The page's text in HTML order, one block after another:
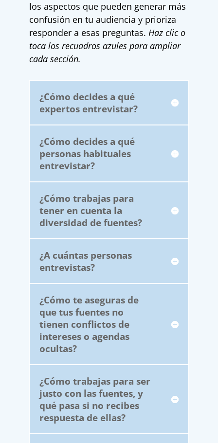
los aspectos que pueden generar más
confusión en tu audiencia y prioriza
responder a esas preguntas. Haz clic o
toca los recuadros azules para ampliar
cada sección.
¿Cómo decides a qué
expertos entrevistar?
¿Cómo decides a qué
personas habituales
entrevistar?
¿Cómo trabajas para
tener en cuenta la
diversidad de fuentes?
¿A cuántas personas
entrevistas?
¿Cómo te aseguras de
que tus fuentes no
tienen conflictos de
intereses o agendas
ocultas?
¿Cómo trabajas para ser
justo con las fuentes, y
qué pasa si no recibes
respuesta de ellas?